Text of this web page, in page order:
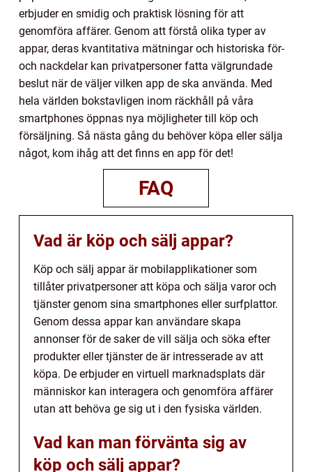
erbjuder en smidig och praktisk lösning för att
genomföra affärer. Genom att förstå olika typer av
appar, deras kvantitativa mätningar och historiska för-
och nackdelar kan privatpersoner fatta välgrundade
beslut när de väljer vilken app de ska använda. Med
hela världen bokstavligen inom räckhåll på våra
smartphones öppnas nya möjligheter till köp och
försäljning. Så nästa gång du behöver köpa eller sälja
något, kom ihåg att det finns en app för det!
FAQ
Vad är köp och sälj appar?
Köp och sälj appar är mobilapplikationer som
tillåter privatpersoner att köpa och sälja varor och
tjänster genom sina smartphones eller surfplattor.
Genom dessa appar kan användare skapa
annonser för de saker de vill sälja och söka efter
produkter eller tjänster de är intresserade av att
köpa. De erbjuder en virtuell marknadsplats där
människor kan interagera och genomföra affärer
utan att behöva ge sig ut i den fysiska världen.
Vad kan man förvänta sig av
köp och sälj appar?